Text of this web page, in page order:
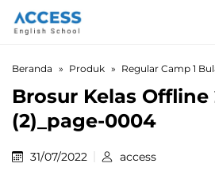
Beranda Produk Regular Camp 1
Brosur Kelas Offline
(2)_page-0004
31/07/2022 access